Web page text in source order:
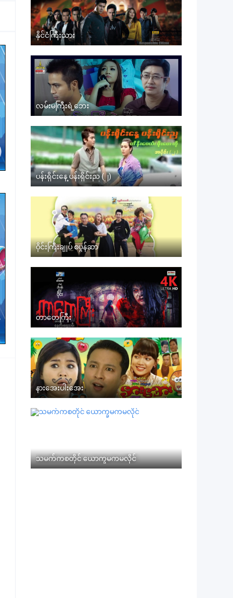
နိုင်ငံကြီးသား
လမ်းမကြီးရဲ့ဘေး
ပန်းရိုင်းနေ့ ပန်းရိုင်းည (၂)
ဝိုင်းကြီးချုပ် စပွန်ဆာ
တာတေကြီး
နားအေးပါးအေး
သမက်ကစတိုင် ယောက္ခမကမလိုင်